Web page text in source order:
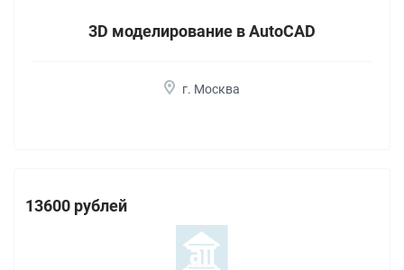
3D моделирование в AutoCAD
г. Москва
13600 рублей